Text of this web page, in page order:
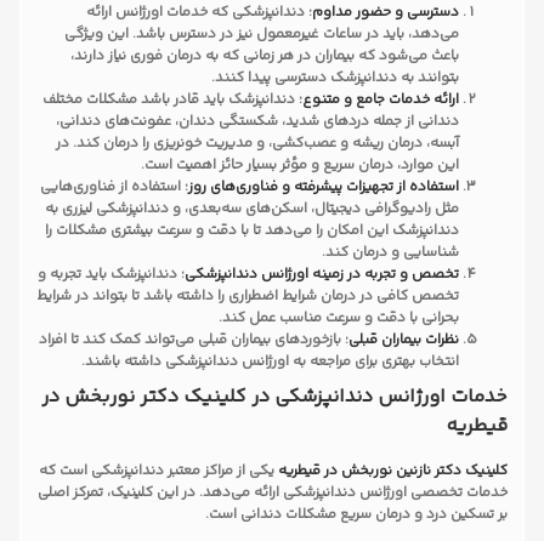
دسترسی و حضور مداوم: دندانپزشکی که خدمات اورژانس ارائه
می‌دهد، باید در ساعات غیرمعمول نیز در دسترس باشد. این ویژگی
باعث می‌شود که بیماران در هر زمانی که به درمان فوری نیاز دارند،
بتوانند به دندانپزشک دسترسی پیدا کنند.
ارائه خدمات جامع و متنوع: دندانپزشک باید قادر باشد مشکلات مختلف
دندانی از جمله دردهای شدید، شکستگی دندان، عفونت‌های دندانی،
آبسه، درمان ریشه و عصب‌کشی، و مدیریت خونریزی را درمان کند. در
این موارد، درمان سریع و مؤثر بسیار حائز اهمیت است.
استفاده از تجهیزات پیشرفته و فناوری‌های روز: استفاده از فناوری‌هایی
مثل رادیوگرافی دیجیتال، اسکن‌های سه‌بعدی، و دندانپزشکی لیزری به
دندانپزشک این امکان را می‌دهد تا با دقت و سرعت بیشتری مشکلات را
شناسایی و درمان کند.
تخصص و تجربه در زمینه اورژانس دندانپزشکی: دندانپزشک باید تجربه و
تخصص کافی در درمان شرایط اضطراری را داشته باشد تا بتواند در شرایط
بحرانی با دقت و سرعت مناسب عمل کند.
نظرات بیماران قبلی: بازخوردهای بیماران قبلی می‌تواند کمک کند تا افراد
انتخاب بهتری برای مراجعه به اورژانس دندانپزشکی داشته باشند.
خدمات اورژانس دندانپزشکی در کلینیک دکتر نوربخش در
قیطریه
کلینیک دکتر نازنین نوربخش در قیطریه یکی از مراکز معتبر دندانپزشکی است که
خدمات تخصصی اورژانس دندانپزشکی ارائه می‌دهد. در این کلینیک، تمرکز اصلی
بر تسکین درد و درمان سریع مشکلات دندانی است.